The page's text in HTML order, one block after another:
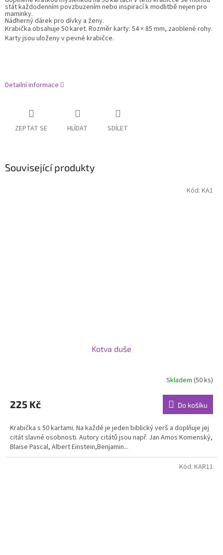
stát každodenním povzbuzením nebo inspirací k modlitbě nejen pro
maminky.
Nádherný dárek pro dívky a ženy.
Krabička obsahuje 50 karet. Rozměr karty: 54 × 85 mm, zaoblené rohy.
Karty jsou uloženy v pevné krabičce.
Detailní informace
ZEPTAT SE HLÍDAT SDÍLET
Související produkty
Kotva duše
produktu
je
z
5
hvězdiček.
Skladem(50 ks)
225 Kč Do košíku
Krabička s 50 kartami. Na každé je jeden biblický verš a doplňuje jej
citát slavné osobnosti. Autory citátů jsou např. Jan Amos Komenský,
Blaise Pascal, Albert Einstein,Benjamin...
Kód: KA1
Kód: KAR11